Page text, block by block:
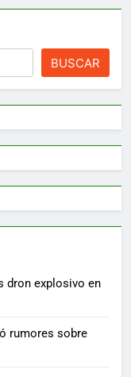
BUSCAR
dron explosivo en
rumores sobre